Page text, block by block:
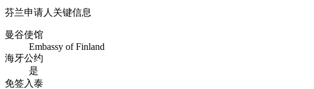
芬兰申请人关键信息
曼谷使馆
Embassy of Finland
海牙公约
是
免签入泰